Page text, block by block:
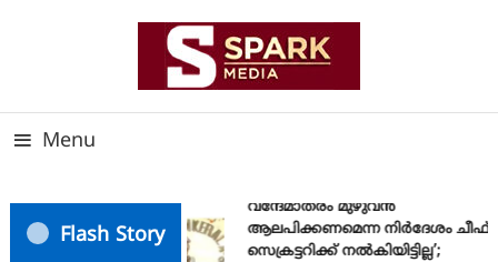
Menu
Flash Story
വന്ദേമാതരം മുഴുവൻ
ആലപിക്കണമെന്ന നിർദേശം ചീഫ്
സെക്രട്ടറിക്ക് നൽകിയിട്ടില്ല’;